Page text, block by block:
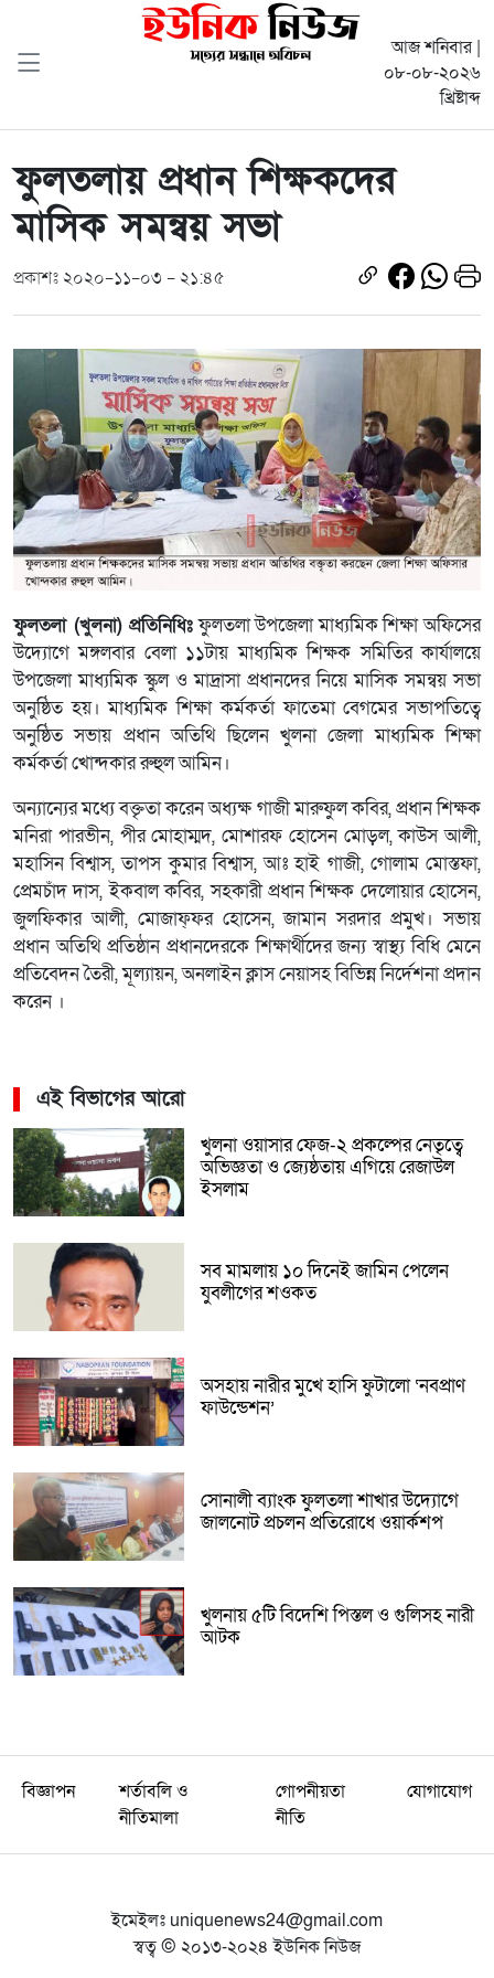
আজ শনিবার |
০৮-০৮-২০২৬
খ্রিষ্টাব্দ
ফুলতলায় প্রধান শিক্ষকদের
মাসিক সমন্বয় সভা
প্রকাশঃ ২০২০-১১-০৩ - ২১:৪৫
ফুলতলা (খুলনা) প্রতিনিধিঃফুলতলা উপজেলা মাধ্যমিক শিক্ষা অফিসের
উদ্যোগে মঙ্গলবার বেলা ১১টায় মাধ্যমিক শিক্ষক সমিতির কার্যালয়ে
উপজেলা মাধ্যমিক স্কুল ও মাদ্রাসা প্রধানদের নিয়ে মাসিক সমন্বয় সভা
অনুষ্ঠিত হয়। মাধ্যমিক শিক্ষা কর্মকর্তা ফাতেমা বেগমের সভাপতিত্বে
অনুষ্ঠিত সভায় প্রধান অতিথি ছিলেন খুলনা জেলা মাধ্যমিক শিক্ষা
কর্মকর্তা খোন্দকার রুহুল আমিন।
অন্যান্যের মধ্যে বক্তৃতা করেন অধ্যক্ষ গাজী মারুফুল কবির, প্রধান শিক্ষক
মনিরা পারভীন, পীর মোহাম্মদ, মোশারফ হোসেন মোড়ল, কাউস আলী,
মহাসিন বিশ্বাস, তাপস কুমার বিশ্বাস, আঃ হাই গাজী, গোলাম মোস্তফা,
প্রেমচাঁদ দাস, ইকবাল কবির, সহকারী প্রধান শিক্ষক দেলোয়ার হোসেন,
জুলফিকার আলী, মোজাফ্ফর হোসেন, জামান সরদার প্রমুখ। সভায়
প্রধান অতিথি প্রতিষ্ঠান প্রধানদেরকে শিক্ষার্থীদের জন্য স্বাস্থ্য বিধি মেনে
প্রতিবেদন তৈরী, মূল্যায়ন, অনলাইন ক্লাস নেয়াসহ বিভিন্ন নির্দেশনা প্রদান
করেন ।
এই বিভাগের আরো
খুলনা ওয়াসার ফেজ-২ প্রকল্পের নেতৃত্বে
অভিজ্ঞতা ও জ্যেষ্ঠতায় এগিয়ে রেজাউল
ইসলাম
সব মামলায় ১০ দিনেই জামিন পেলেন
যুবলীগের শওকত
অসহায় নারীর মুখে হাসি ফুটালো ‘নবপ্রাণ
ফাউন্ডেশন’
সোনালী ব্যাংক ফুলতলা শাখার উদ্যোগে
জালনোট প্রচলন প্রতিরোধে ওয়ার্কশপ
খুলনায় ৫টি বিদেশি পিস্তল ও গুলিসহ নারী
আটক
বিজ্ঞাপন
শর্তাবলি ও
নীতিমালা
গোপনীয়তা
নীতি
যোগাযোগ
ইমেইলঃ uniquenews24@gmail.com
স্বত্ব © ২০১৩-২০২৪ ইউনিক নিউজ